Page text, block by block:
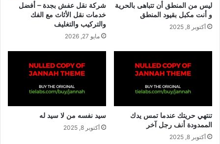
ليس من المنطق أن تتباهى بالحرية
و أنت مكبل بقيود المنطق
أكتوبر 8, 2025
شركة نقل عفش بجدة – أفضل
خدمات نقل الأثاث مع الفك
والتركيب والتغليف
مايو 27, 2026
تنتهي حريتك عندما تمس يدك
الممدودة أنف رجل آخر
أكتوبر 8, 2025
سيد نفسه من لا سيد له
أكتوبر 8, 2025